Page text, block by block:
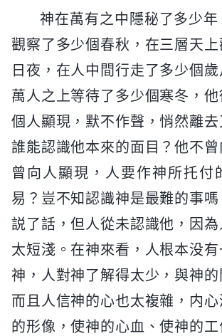
神在萬有之中隱秘了多少
觀察了多少個春秋，在三層天上
日夜，在人中間行走了多少個
萬人之上等待了多少個寒冬，
個人顯現，默不作聲，悄然離去
誰能認識他本來的面目？他不
曾向人顯現，人要作神所托付
易？豈不知認識神是最難的事
説了話，但人從未認識他，因
太短淺。在神來看，人根本没
神，人對神了解得太少，與神的
而且人信神的心也太複雜，内
的形像，使神的心血、使神的